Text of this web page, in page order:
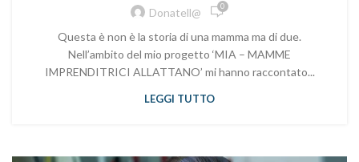
Donatell@ 0
Questa è non è la storia di una mamma ma di due.
Nell’ambito del mio progetto ‘MIA – MAMME
IMPRENDITRICI ALLATTANO’ mi hanno raccontato...
LEGGI TUTTO